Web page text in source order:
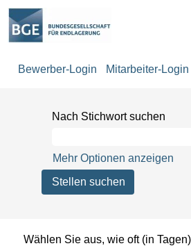
Bewerber-Login Mitarbeiter-Login
Nach Stichwort suchen
Mehr Optionen anzeigen
Wählen Sie aus, wie oft (in